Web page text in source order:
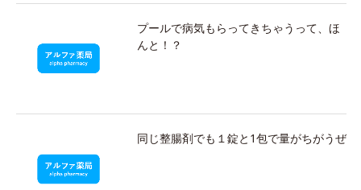
プールで病気もらってきちゃうって、ほ
んと！？
同じ整腸剤でも１錠と1包で量がちがうぜ